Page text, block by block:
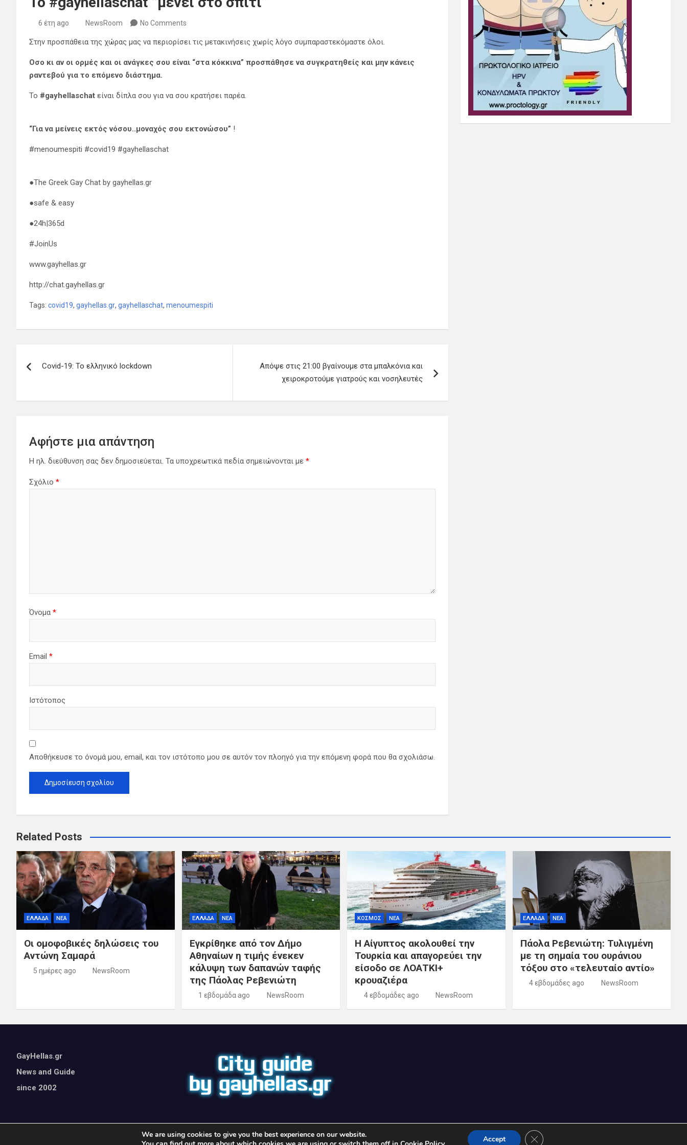
6 έτη ago NewsRoom No Comments
Στην προσπάθεια της χώρας μας να περιορίσει τις μετακινήσεις χωρίς λόγο συμπαραστεκόμαστε όλοι.
Οσο κι αν οι ορμές και οι ανάγκες σου είναι “στα κόκκινα” προσπάθησε να συγκρατηθείς και μην κάνεις
ραντεβού για το επόμενο διάστημα.
Το #gayhellaschat είναι δίπλα σου για να σου κρατήσει παρέα.
“Για να μείνεις εκτός νόσου..μοναχός σου εκτονώσου” !
#menoumespiti #covid19 #gayhellaschat
●The Greek Gay Chat by gayhellas.gr
●safe & easy
●24h|365d
#JoinUs
www.gayhellas.gr
http://chat.gayhellas.gr
Tags: covid19, gayhellas.gr, gayhellaschat, menoumespiti
άρθρων
Covid-19: Το ελληνικό lockdown
Απόψε στις 21:00 βγαίνουμε στα μπαλκόνια και
χειροκροτούμε γιατρούς και νοσηλευτές
Αφήστε μια απάντηση
Η ηλ. διεύθυνση σας δεν δημοσιεύεται. Τα υποχρεωτικά πεδία σημειώνονται με *
Σχόλιο *
Όνομα *
Email *
Ιστότοπος
Αποθήκευσε το όνομά μου, email, και τον ιστότοπο μου σε αυτόν τον πλοηγό για την επόμενη φορά που θα σχολιάσω.
Related Posts
ΕΛΛΑΔΑ ΝΕΑ
Οι ομοφοβικές δηλώσεις του
Αντώνη Σαμαρά
5 ημέρες ago NewsRoom
ΕΛΛΑΔΑ ΝΕΑ
Εγκρίθηκε από τον Δήμο
Αθηναίων η τιμής ένεκεν
κάλυψη των δαπανών ταφής
της Πάολας Ρεβενιώτη
1 εβδομάδα ago NewsRoom
ΚΟΣΜΟΣ ΝΕΑ
Η Αίγυπτος ακολουθεί την
Τουρκία και απαγορεύει την
είσοδο σε ΛΟΑΤΚΙ+
κρουαζιέρα
4 εβδομάδες ago NewsRoom
ΕΛΛΑΔΑ ΝΕΑ
Πάολα Ρεβενιώτη: Τυλιγμένη
με τη σημαία του ουράνιου
τόξου στο «τελευταίο αντίο»
4 εβδομάδες ago NewsRoom
GayHellas.gr
News and Guide
since 2002
©2026 - gayhellas.gr - All rights reserved | Theme byMantraBrain
We are using cookies to give you the best experience on our website.
Accept Κλείσιμο του Cookie banner για το GDPR